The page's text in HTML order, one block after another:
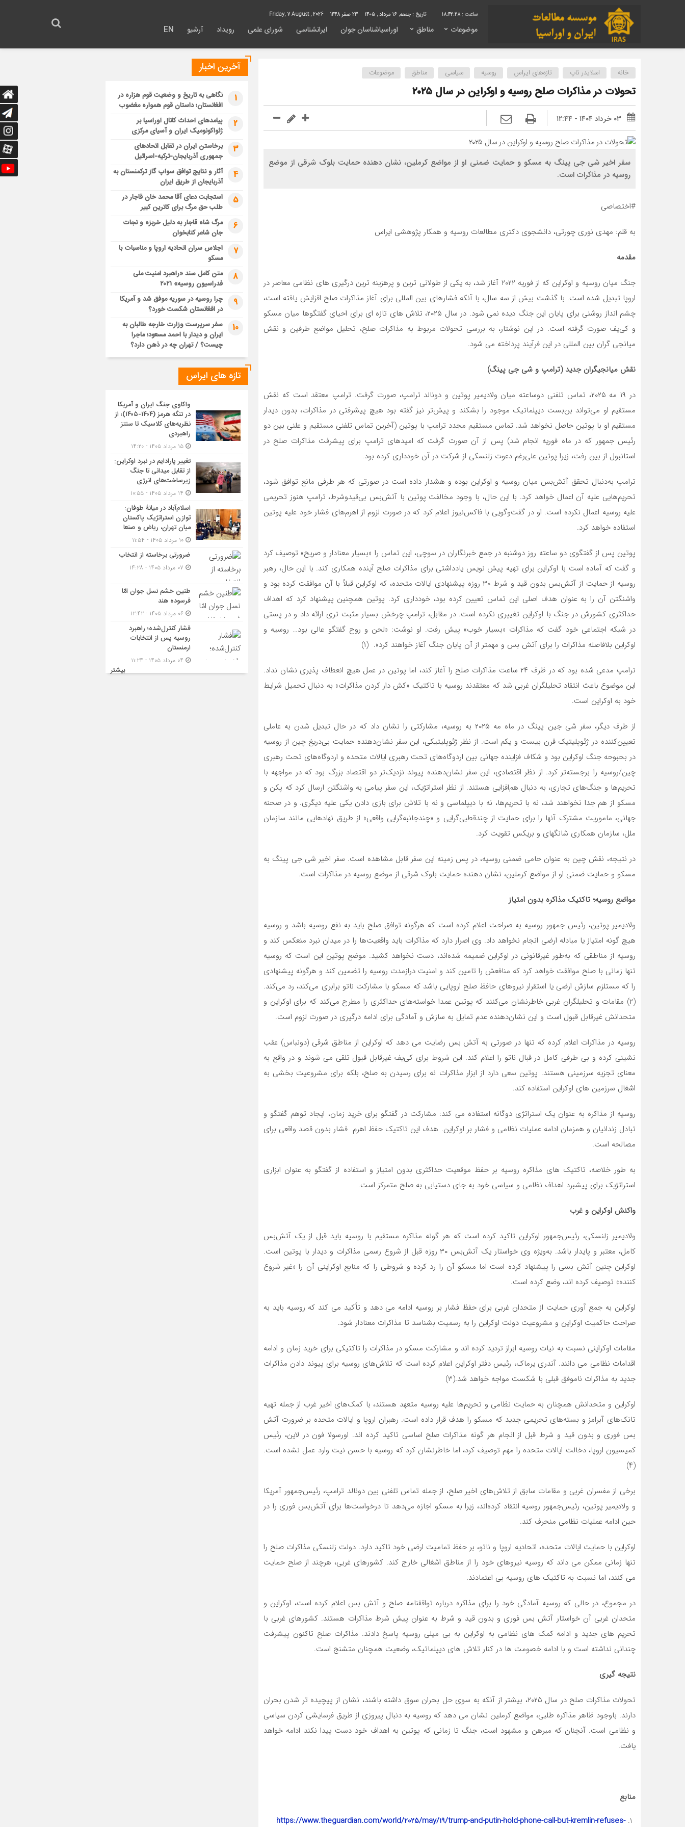
18:42:29 تاریخ : جمعه, ۱۶ مرداد , ۱۴۰۵ 23 صفر 1448
موضوعات مناطق اوراسیاشناسان جوان ایرانشناسی شورای علمی رویداد آرشیو EN
خانه اسلایدر تاپ تازه‌های ایراس روسیه سیاسی مناطق موضوعات
تحولات در مذاکرات صلح روسیه و اوکراین در سال ۲۰۲۵
۰۳ خرداد ۱۴۰۴ - ۱۲:۴۴
سفر اخیر شی جی پینگ به مسکو و حمایت ضمنی او از مواضع کرملین، نشان دهنده حمایت بلوک شرقی از موضع
روسیه در مذاکرات است.
#اختصاصی
به قلم: مهدی نوری چورتی، دانشجوی دکتری مطالعات روسیه و همکار پژوهشی ایراس
مقدمه
جنگ میان روسیه و اوکراین که از فوریه ۲۰۲۲ آغاز شد، به یکی از طولانی ترین و پرهزینه ترین درگیری های نظامی معاصر در
اروپا تبدیل شده است. با گذشت بیش از سه سال، با آنکه فشارهای بین المللی برای آغاز مذاکرات صلح افزایش یافته است،
چشم انداز روشنی برای پایان این جنگ دیده نمی شود. در سال ۲۰۲۵، تلاش های تازه ای برای احیای گفتگوها میان مسکو
و کی‌یف صورت گرفته است. در این نوشتار، به بررسی تحولات مربوط به مذاکرات صلح، تحلیل مواضع طرفین و نقش
میانجی گران بین المللی در این فرآیند پرداخته می شود.
نقش میانجیگران جدید (ترامپ و شی جی پینگ)
در ۱۹ مه ۲۰۲۵، تماس تلفنی دوساعته میان ولادیمیر پوتین و دونالد ترامپ، صورت گرفت. ترامپ معتقد است که نقش
مستقیم او می‌تواند بن‌بست دیپلماتیک موجود را بشکند و پیش‌تر نیز گفته بود هیچ پیشرفتی در مذاکرات، بدون دیدار
مستقیم او با پوتین حاصل نخواهد شد. تماس مستقیم مجدد ترامپ با پوتین (آخرین تماس تلفنی مستقیم و علنی بین دو
رئیس جمهور که در ماه فوریه انجام شد) پس از آن صورت گرفت که امیدهای ترامپ برای پیشرفت مذاکرات صلح در
استانبول از بین رفت، زیرا پوتین علی‌رغم دعوت زلنسکی از شرکت در آن خودداری کرده بود.
ترامپ به‌دنبال تحقق آتش‌بس میان روسیه و اوکراین بوده و هشدار داده است در صورتی که هر طرفی مانع توافق شود،
تحریم‌هایی علیه آن اعمال خواهد کرد. با این حال، با وجود مخالفت پوتین با آتش‌بس بی‌قیدوشرط، ترامپ هنوز تحریمی
علیه روسیه اعمال نکرده است. او در گفت‌وگویی با فاکس‌نیوز اعلام کرد که در صورت لزوم از اهرم‌های فشار خود علیه پوتین
استفاده خواهد کرد.
پوتین پس از گفتگوی دو ساعته روز دوشنبه در جمع خبرنگاران در سوچی، این تماس را «بسیار معنادار و صریح» توصیف کرد
و گفت که آماده است با اوکراین برای تهیه پیش نویس یادداشتی برای مذاکرات صلح آینده همکاری کند. با این حال، رهبر
روسیه از حمایت از آتش‌بس بدون قید و شرط ۳۰ روزه پیشنهادی ایالات متحده، که اوکراین قبلاً با آن موافقت کرده بود و
واشنگتن آن را به عنوان هدف اصلی این تماس تعیین کرده بود، خودداری کرد. پوتین همچنین پیشنهاد کرد که اهداف
حداکثری کشورش در جنگ با اوکراین تغییری نکرده است. در مقابل، ترامپ چرخش بسیار مثبت تری ارائه داد و در پستی
در شبکه اجتماعی خود گفت که مذاکرات «بسیار خوب» پیش رفت. او نوشت: «لحن و روح گفتگو عالی بود… روسیه و
اوکراین بلافاصله مذاکرات را برای آتش بس و مهمتر از آن پایان جنگ آغاز خواهند کرد». (۱)
ترامپ مدعی شده بود که در ظرف ۲۴ ساعت مذاکرات صلح را آغاز کند، اما پوتین در عمل هیچ انعطاف پذیری نشان نداد.
این موضوع باعث انتقاد تحلیلگران غربی شد که معتقدند روسیه با تاکتیک «کش دار کردن مذاکرات» به دنبال تحمیل شرایط
خود به اوکراین است.
از طرف دیگر، سفر شی جین پینگ در ماه مه ۲۰۲۵ به روسیه، مشارکتی را نشان داد که در حال تبدیل شدن به عاملی
تعیین‌کننده در ژئوپلیتیک قرن بیست و یکم است. از نظر ژئوپلیتیکی، این سفر نشان‌دهنده حمایت بی‌دریغ چین از روسیه
در بحبوحه جنگ اوکراین بود و شکاف فزاینده جهانی بین اردوگاه‌های تحت رهبری ایالات متحده و اردوگاه‌های تحت رهبری
چین/روسیه را برجسته‌تر کرد. از نظر اقتصادی، این سفر نشان‌دهنده پیوند نزدیک‌تر دو اقتصاد بزرگ بود که در مواجهه با
تحریم‌ها و جنگ‌های تجاری، به دنبال هم‌افزایی هستند. از نظر استراتژیک، این سفر پیامی به واشنگتن ارسال کرد که پکن و
مسکو از هم جدا نخواهند شد، نه با تحریم‌ها، نه با دیپلماسی و نه با تلاش برای بازی دادن یکی علیه دیگری. و در صحنه
جهانی، ماموریت مشترک آنها را برای حمایت از چندقطبی‌گرایی و «چندجانبه‌گرایی واقعی» از طریق نهادهایی مانند سازمان
ملل، سازمان همکاری شانگهای و بریکس تقویت کرد.
در نتیجه، نقش چین به عنوان حامی ضمنی روسیه، در پس زمینه این سفر قابل مشاهده است. سفر اخیر شی جی پینگ به
مسکو و حمایت ضمنی او از مواضع کرملین، نشان دهنده حمایت بلوک شرقی از موضع روسیه در مذاکرات است.
مواضع روسیه؛ تاکتیک مذاکره بدون امتیاز
ولادیمیر پوتین، رئیس جمهور روسیه به صراحت اعلام کرده است که هرگونه توافق صلح باید به نفع روسیه باشد و روسیه
هیچ گونه امتیاز یا مبادله ارضی انجام نخواهد داد. وی اصرار دارد که مذاکرات باید واقعیت‌ها را در میدان نبرد منعکس کند و
روسیه از مناطقی که به‌طور غیرقانونی در اوکراین ضمیمه شده‌اند، دست نخواهد کشید. موضع پوتین این است که روسیه
تنها زمانی با صلح موافقت خواهد کرد که منافعش را تامین کند و امنیت درازمدت روسیه را تضمین کند و هرگونه پیشنهادی
را که مستلزم سازش ارضی یا استقرار نیروهای حافظ صلح اروپایی باشد که مسکو با مشارکت ناتو برابری می‌کند، رد می‌کند.
(۲) مقامات و تحلیلگران غربی خاطرنشان می‌کنند که پوتین عمدا خواسته‌های حداکثری را مطرح می‌کند که برای اوکراین و
متحدانش غیرقابل قبول است و این نشان‌دهنده عدم تمایل به سازش و آمادگی برای ادامه درگیری در صورت لزوم است.
روسیه در مذاکرات اعلام کرده که تنها در صورتی به آتش بس رضایت می دهد که اوکراین از مناطق شرقی (دونباس) عقب
نشینی کرده و بی طرفی کامل در قبال ناتو را اعلام کند. این شروط برای کی‌یف غیرقابل قبول تلقی می شوند و در واقع به
معنای تجزیه سرزمینی هستند. پوتین سعی دارد از ابزار مذاکرات نه برای رسیدن به صلح، بلکه برای مشروعیت بخشی به
اشغال سرزمین های اوکراین استفاده کند.
روسیه از مذاکره به عنوان یک استراتژی دوگانه استفاده می کند: مشارکت در گفتگو برای خرید زمان، ایجاد توهم گفتگو و
تبادل زندانیان و همزمان ادامه عملیات نظامی و فشار بر اوکراین. هدف این تاکتیک حفظ اهرم فشار بدون قصد واقعی برای
مصالحه است.
به طور خلاصه، تاکتیک های مذاکره روسیه بر حفظ موقعیت حداکثری بدون امتیاز و استفاده از گفتگو به عنوان ابزاری
استراتژیک برای پیشبرد اهداف نظامی و سیاسی خود به جای دستیابی به صلح متمرکز است.
واکنش اوکراین و غرب
ولادیمیر زلنسکی، رئیس‌جمهور اوکراین تاکید کرده است که هر گونه مذاکره مستقیم با روسیه باید قبل از یک آتش‌بس
کامل، معتبر و پایدار باشد. به‌ویژه وی خواستار یک آتش‌بس ۳۰ روزه قبل از شروع رسمی مذاکرات و دیدار با پوتین است.
اوکراین چنین آتش بسی را پیشنهاد کرده است اما مسکو آن را رد کرده و شروطی را که منابع اوکراینی آن را «غیر شروع
کننده» توصیف کرده اند، وضع کرده است.
اوکراین به جمع آوری حمایت از متحدان غربی برای حفظ فشار بر روسیه ادامه می دهد و تأکید می کند که روسیه باید به
صراحت حاکمیت اوکراین و مشروعیت دولت اوکراین را به رسمیت بشناسد تا مذاکرات معنادار شود.
مقامات اوکراینی نسبت به نیات روسیه ابراز تردید کرده اند و مشارکت مسکو در مذاکرات را تاکتیکی برای خرید زمان و ادامه
اقدامات نظامی می دانند. آندری یرماک، رئیس دفتر اوکراین اعلام کرده است که تلاش‌های روسیه برای پیوند دادن مذاکرات
جدید به مذاکرات ناموفق قبلی با شکست مواجه خواهد شد.(۳)
اوکراین و متحدانش همچنان به حمایت نظامی و تحریم‌ها علیه روسیه متعهد هستند، با کمک‌های اخیر غرب از جمله تهیه
تانک‌های آبرامز و بسته‌های تحریمی جدید که مسکو را هدف قرار داده است. رهبران اروپا و ایالات متحده بر ضرورت آتش
بس فوری و بدون قید و شرط قبل از انجام هر گونه مذاکرات صلح اساسی تاکید کرده اند. اورسولا فون در لاین، رئیس
کمیسیون اروپا، دخالت ایالات متحده را مهم توصیف کرد، اما خاطرنشان کرد که روسیه با حسن نیت وارد عمل نشده است.
(۴)
برخی از مفسران غربی و مقامات سابق از تلاش‌های اخیر صلح، از جمله تماس تلفنی بین دونالد ترامپ، رئیس‌جمهور آمریکا
و ولادیمیر پوتین، رئیس‌جمهور روسیه انتقاد کرده‌اند، زیرا به مسکو اجازه می‌دهد تا درخواست‌ها برای آتش‌بس فوری را در
حین ادامه عملیات نظامی منحرف کند.
اوکراین با حمایت ایالات متحده، اتحادیه اروپا و ناتو، بر حفظ تمامیت ارضی خود تاکید دارد. دولت زلنسکی مذاکرات صلح را
تنها زمانی ممکن می داند که روسیه نیروهای خود را از مناطق اشغالی خارج کند. کشورهای غربی، هرچند از صلح حمایت
می کنند، اما نسبت به تاکتیک های روسیه بی اعتمادند.
در مجموع، در حالی که روسیه آمادگی خود را برای مذاکره درباره توافقنامه صلح و آتش بس اعلام کرده است، اوکراین و
متحدان غربی آن خواستار آتش بس فوری و بدون قید و شرط به عنوان پیش شرط مذاکرات هستند. کشورهای غربی با
تحریم های جدید و ادامه کمک های نظامی به اوکراین به بی میلی روسیه پاسخ دادند. مذاکرات صلح تاکنون پیشرفت
چندانی نداشته است و با ادامه خصومت ها در کنار تلاش های دیپلماتیک، وضعیت همچنان متشنج است.
نتیجه گیری
تحولات مذاکرات صلح در سال ۲۰۲۵، بیشتر از آنکه به سوی حل بحران سوق داشته باشند، نشان از پیچیده تر شدن بحران
دارند. باوجود ظاهر مذاکره طلبی، مواضع کرملین نشان می دهد که روسیه به دنبال پیروزی از طریق فرسایشی کردن سیاسی
و نظامی است. آنچنان که مبرهن و مشهود است، جنگ تا زمانی که پوتین به اهداف خود دست پیدا نکند ادامه خواهد
یافت.
منابع
https://www.theguardian.com/world/2025/may/19/trump-and-putin-hold-phone-call-but-kremlin-refuses-
آخرین اخبار
1
نگاهی به تاریخ و وضعیت قوم هزاره در
افغانستان؛ داستان قوم همواره مغضوب
2
پیامدهای احداث کانال اوراسیا بر
ژئواکونومیک ایران و آسیای مرکزی
3
برخاستن ایران در تقابل اتحادهای
جمهوری آذربایجان-ترکیه-اسرائیل
4
آثار و نتایج توافق سواپ گاز ترکمنستان به
آذربایجان از طریق ایران
5
استجابت دعای آقا محمد خان قاجار در
طلب حق مرگ برای کاترین کبیر
6
مرگ شاه قاجار به دلیل خربزه و نجات
جان شاعر کتابخوان
7
اجلاس سران اتحادیه اروپا و مناسبات با
مسکو
8
متن کامل سند «راهبرد امنیت ملی
فدراسیون روسیه» ۲۰۲۱
9
چرا روسیه در سوریه موفق شد و آمریکا
در افغانستان شکست خورد؟
10
سفر سرپرست وزارت خارجه طالبان به
ایران و دیدار با احمد مسعود؛ ماجرا
چیست؟ / تهران چه در ذهن دارد؟
تازه های ایراس
واکاوی جنگ ایران و آمریکا
در تنگه هرمز (۱۴۰۴-۱۴۰۵)؛ از
نظریه‌های کلاسیک تا سنتز
راهبردی
تغییر پارادایم در نبرد اوکراین:
از تقابل میدانی تا جنگ
زیرساخت‌های انرژی
اسلام‌آباد در میانۀ طوفان:
توازن استراتژیک پاکستان
میان تهران، ریاض و صنعا
ضرورتی برخاسته از انتخاب
طنین خشم نسل جوان امّا
فرسوده هند
فشار کنترل‌شده؛ راهبرد
روسیه پس از انتخابات
ارمنستان
بیشتر